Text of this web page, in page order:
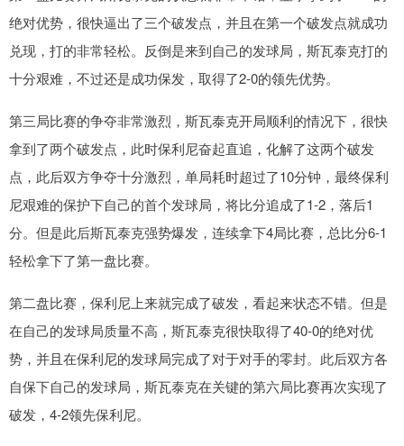
绝对优势，很快逼出了三个破发点，并且在第一个破发点就成功
兑现，打的非常轻松。反倒是来到自己的发球局，斯瓦泰克打的
十分艰难，不过还是成功保发，取得了2-0的领先优势。
第三局比赛的争夺非常激烈，斯瓦泰克开局顺利的情况下，很快
拿到了两个破发点，此时保利尼奋起直追，化解了这两个破发
点，此后双方争夺十分激烈，单局耗时超过了10分钟，最终保利
尼艰难的保护下自己的首个发球局，将比分追成了1-2，落后1
分。但是此后斯瓦泰克强势爆发，连续拿下4局比赛，总比分6-1
轻松拿下了第一盘比赛。
第二盘比赛，保利尼上来就完成了破发，看起来状态不错。但是
在自己的发球局质量不高，斯瓦泰克很快取得了40-0的绝对优
势，并且在保利尼的发球局完成了对于对手的零封。此后双方各
自保下自己的发球局，斯瓦泰克在关键的第六局比赛再次实现了
破发，4-2领先保利尼。